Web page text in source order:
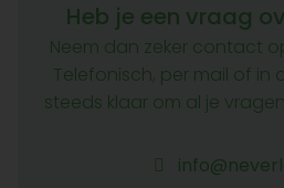
Heb je een vraag
Neem dan zeker contact
Telefonisch, per mail of in
steeds klaar om al je